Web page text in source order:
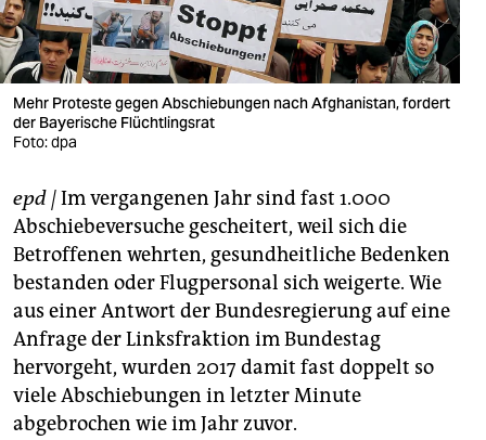
verlag
verlag
veranstaltungen
shop
fragen & hilfe
unterstützen
abo
genossenschaft
epaper login
Mehr Proteste gegen Abschiebungen nach Afghanistan, fordert
der Bayerische Flüchtlingsrat
Foto: dpa
epd |Im vergangenen Jahr sind fast 1.000
Abschiebeversuche gescheitert, weil sich die
Betroffenen wehrten, gesundheitliche Bedenken
bestanden oder Flugpersonal sich weigerte. Wie
aus einer Antwort der Bundesregierung auf eine
Anfrage der Linksfraktion im Bundestag
hervorgeht, wurden 2017 damit fast doppelt so
viele Abschiebungen in letzter Minute
abgebrochen wie im Jahr zuvor.